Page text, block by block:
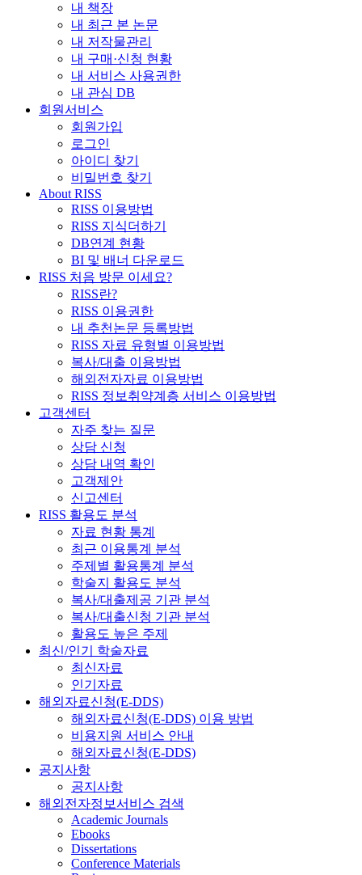
내 책장
내 최근 본 논문
내 저작물관리
내 구매·신청 현황
내 서비스 사용권한
내 관심 DB
회원서비스
회원가입
로그인
아이디 찾기
비밀번호 찾기
About RISS
RISS 이용방법
RISS 지식더하기
DB연계 현황
BI 및 배너 다운로드
RISS 처음 방문 이세요?
RISS란?
RISS 이용권한
내 추천논문 등록방법
RISS 자료 유형별 이용방법
복사/대출 이용방법
해외전자자료 이용방법
RISS 정보취약계층 서비스 이용방법
고객센터
자주 찾는 질문
상담 신청
상담 내역 확인
고객제안
신고센터
RISS 활용도 분석
자료 현황 통계
최근 이용통계 분석
주제별 활용통계 분석
학술지 활용도 분석
복사/대출제공 기관 분석
복사/대출신청 기관 분석
활용도 높은 주제
최신/인기 학술자료
최신자료
인기자료
해외자료신청(E-DDS)
해외자료신청(E-DDS) 이용 방법
비용지원 서비스 안내
해외자료신청(E-DDS)
공지사항
공지사항
해외전자정보서비스 검색
Academic Journals
Ebooks
Dissertations
Conference Materials